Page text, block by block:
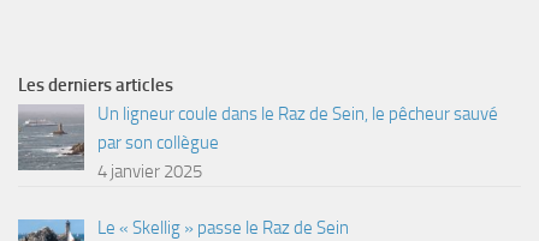
Les derniers articles
Un ligneur coule dans le Raz de Sein, le pêcheur sauvé
par son collègue
4 janvier 2025
Le « Skellig » passe le Raz de Sein